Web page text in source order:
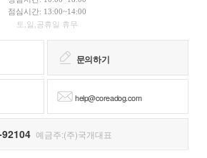
점심시간: 13:00~14:00
토,일,공휴일 휴무
문의하기
help@coreadog.com
예금주:(주)국개대표